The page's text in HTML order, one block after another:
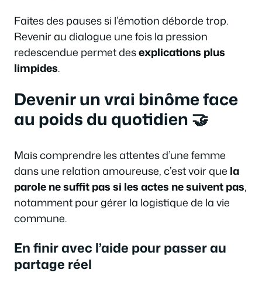
Faites des pauses si l’émotion déborde trop.
Revenir au dialogue une fois la pression
redescendue permet desexplications plus
limpides.
Devenir un vrai binôme face
au poids du quotidien 🤝
Mais comprendre les attentes d’une femme
dans une relation amoureuse, c’est voir que la
parole ne suffit pas si les actes ne suivent pas,
notamment pour gérer la logistique de la vie
commune.
En finir avec l’aide pour passer au
partage réel